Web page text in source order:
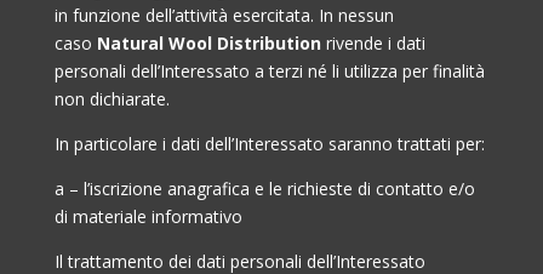
in funzione dell’attività esercitata. In nessun
caso Natural Wool Distribution rivende i dati
personali dell’Interessato a terzi né li utilizza per finalità
non dichiarate.
In particolare i dati dell’Interessato saranno trattati per:
a – l’iscrizione anagrafica e le richieste di contatto e/o
di materiale informativo
Il trattamento dei dati personali dell’Interessato